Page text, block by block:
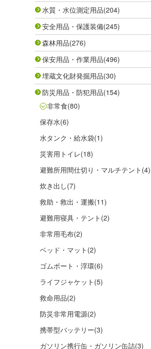
水質・水位測定用品(204)
安全用品・保護装備(245)
森林用品(276)
保安用品・作業用品(496)
埋蔵文化財発掘用品(30)
防災用品・防犯用品(154)
非常食(80)
保存水(6)
水タンク・給水袋(1)
災害用トイレ(18)
避難所用間仕切り・マルチテント (4)
炊き出し(7)
救助・救出・運搬(11)
避難用寝具・テント (2)
非常用毛布(2)
ベッド・マット (2)
ゴムボート・浮環(6)
ライフジャケット (5)
救命用品(2)
防災非常用電源(2)
携帯型バッテリー(3)
ガソリン携行缶・ガソリン缶詰(3)